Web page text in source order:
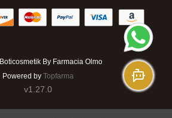
Boticosmetik By Farmacia Olmo
Powered by Topfarma
v1.27.0